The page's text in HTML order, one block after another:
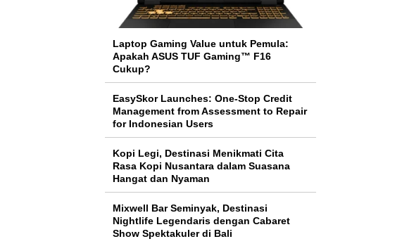
Laptop Gaming Value untuk Pemula:
Apakah ASUS TUF Gaming™ F16
Cukup?
EasySkor Launches: One-Stop Credit
Management from Assessment to Repair
for Indonesian Users
Kopi Legi, Destinasi Menikmati Cita
Rasa Kopi Nusantara dalam Suasana
Hangat dan Nyaman
Mixwell Bar Seminyak, Destinasi
Nightlife Legendaris dengan Cabaret
Show Spektakuler di Bali